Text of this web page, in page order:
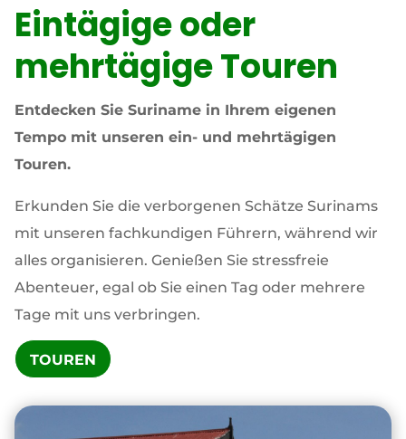
Eintägige oder
mehrtägige Touren
Entdecken Sie Suriname in Ihrem eigenen
Tempo mit unseren ein- und mehrtägigen
Touren.
Erkunden Sie die verborgenen Schätze Surinams
mit unseren fachkundigen Führern, während wir
alles organisieren. Genießen Sie stressfreie
Abenteuer, egal ob Sie einen Tag oder mehrere
Tage mit uns verbringen.
TOUREN